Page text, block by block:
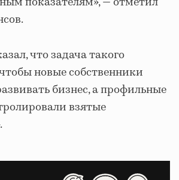
что задача такого
новые собственники
бизнес, а профильные
взятые